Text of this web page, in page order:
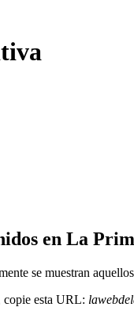
en La
se muestran
copie esta URL: